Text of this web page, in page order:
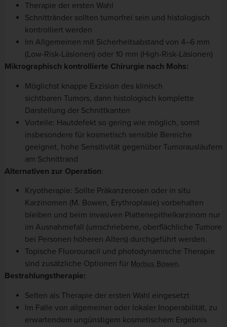
Therapie der ersten Wahl
Schnittränder sollten tumorfrei sein und histologisch
kontrolliert werden
Im Allgemeinen mit Sicherheitsabstand von 4–6 mm
(Low-Risk-Läsionen) oder 10 mm (High-Risk-Läsionen)
Mikrographisch kontrollierte Chirurgie nach Mohs:
Möglichst knappe Exzision des klinisch
sichtbaren Tumors, dann histologisch komplette
Darstellung der Schnittkanten
Vorteile: Hautdefekt so gering wie möglich, somit
insbesondere für kosmetisch sensible Bereiche
geeignet, hohe Sensitivität gegenüber Tumorausläufern
am Schnittrand
Alternativen zur Operation:
Kryotherapie: Sollte Präkanzerosen oder in situ
Karzinomen (M. Bowen, Erythroplasie) vorbehalten
bleiben und beim invasiven Plattenepithelkarzinom nur
im Ausnahmefall (umschriebene, oberflächliche Tumore
bei Personen höheren Alters) durchgeführt werden.
Topische Fluorouracil und photodynamische Therapie
sind zusätzliche Optionen für Morbus Bowen.
Bestrahlungstherapie:
Selten als Therapie der ersten Wahl eingesetzt
Im Falle von allgemeiner oder lokaler Inoperabilität, zu
erwartendem ungünstigem kosmetischem Ergebnis